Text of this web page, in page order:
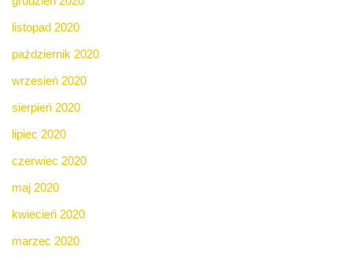
listopad 2020
październik 2020
wrzesień 2020
sierpień 2020
lipiec 2020
czerwiec 2020
maj 2020
kwiecień 2020
marzec 2020